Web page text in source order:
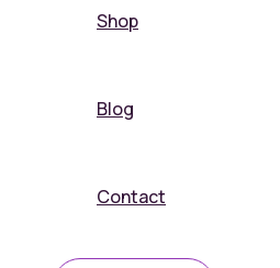
Shop
Blog
Contact